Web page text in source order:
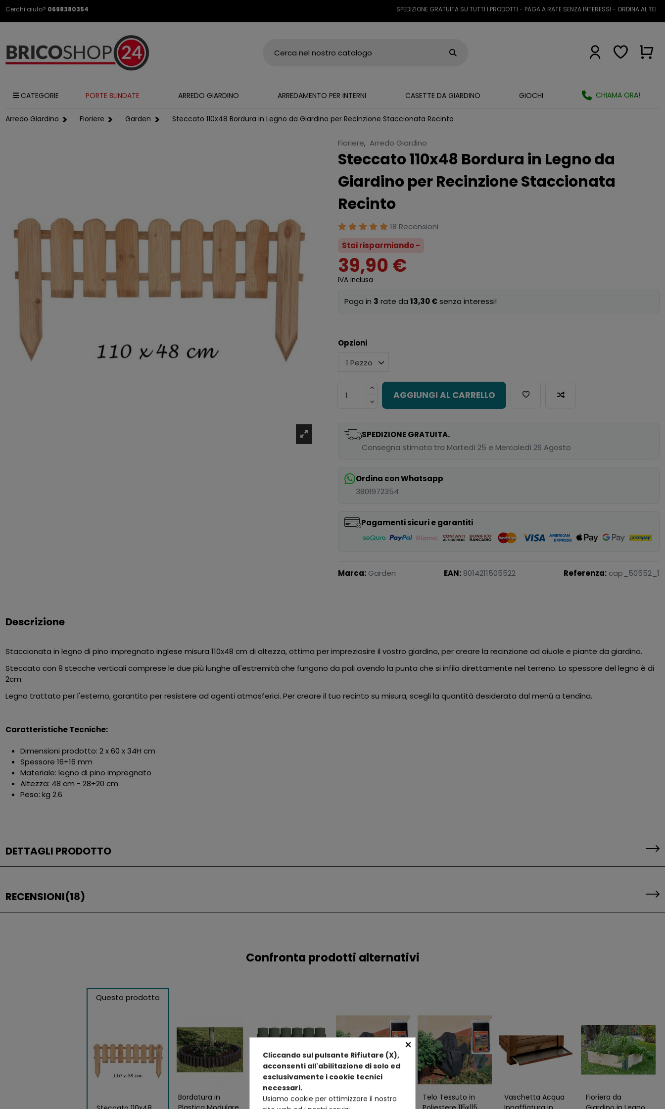
Cerchi aiuto? 0698380354 SPEDIZIONE GRATUITA SU TUTTI I PRODOTTI - PAGA A RATE SENZA INTERESSI - ORDINA AL TELEFONO O
CATEGORIE PORTE BLINDATE ARREDO GIARDINO ARREDAMENTO PER INTERNI CASETTE DA GIARDINO GIOCHI CHIAMA ORA!
Arredo Giardino Fioriere Garden Steccato 110x48 Bordura in Legno da Giardino per Recinzione Staccionata Recinto
Fioriere, Arredo Giardino
Steccato 110x48 Bordura in Legno da
Giardino per Recinzione Staccionata
Recinto
18 Recensioni
Stai risparmiando -
39,90 €
IVA inclusa
Paga in 3 rate da13,30 €senza interessi!
Opzioni
AGGIUNGI AL CARRELLO
SPEDIZIONE GRATUITA.
Consegna stimata tra Martedì 25 e Mercoledì 26 Agosto
Ordina con Whatsapp
3801972354
Pagamenti sicuri e garantiti
Marca: Garden EAN: 8014211505522 Referenza: cap_50552_1
Descrizione
Staccionata in legno di pino impregnato inglese misura 110x48 cm di altezza, ottima per impreziosire il vostro giardino, per creare la recinzione ad aiuole e piante da giardino.
Steccato con 9 stecche verticali comprese le due più lunghe all'estremità che fungono da pali avendo la punta che si infila direttamente nel terreno. Lo spessore del legno è di
2cm.
Legno trattato per l'esterno, garantito per resistere ad agenti atmosferici. Per creare il tuo recinto su misura, scegli la quantità desiderata dal menù a tendina.
Caratteristiche Tecniche:
Dimensioni prodotto: 2 x 60 x 34H cm
Spessore 16+16 mm
Materiale: legno di pino impregnato
Altezza: 48 cm - 28+20 cm
Peso: kg 2.6
DETTAGLI PRODOTTO
RECENSIONI(18)
Confronta prodotti alternativi
Questo prodotto
Bordatura in
Bordatura in
Telo Tessuto in
Telo Tessuto in
Vaschetta Acqua
Fioriera da
×
Cliccando sul pulsante Rifiutare (X),
acconsenti all'abilitazione di solo ed
esclusivamente i cookie tecnici
necessari.
Usiamo cookie per ottimizzare il nostro